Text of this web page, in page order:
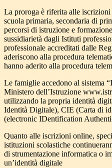
La proroga è riferita alle
scuola primaria, secondaria di
percorsi di istruzione e
sussidiarietà dagli Istituti
professionale accreditati dalle
aderiscono alla procedura
hanno aderito alla procedura
Le famiglie accedono al sistema
Ministero dell’Istruzione
utilizzando la propria identità
Identità Digitale), CIE (Carta di
(electronic IDentification
Quanto alle iscrizioni online,
istituzioni scolastiche
di strumentazione informatica o
un’identità digitale